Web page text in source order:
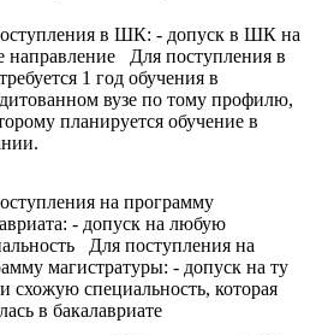
в ШК: - допуск в ШК на
направление Для поступления в
1 год обучения в
вузе по тому профилю,
планируется обучение в
на программу
- допуск на любую
Для поступления на
магистратуры: - допуск на ту
схожую специальность, которая
в бакалавриате